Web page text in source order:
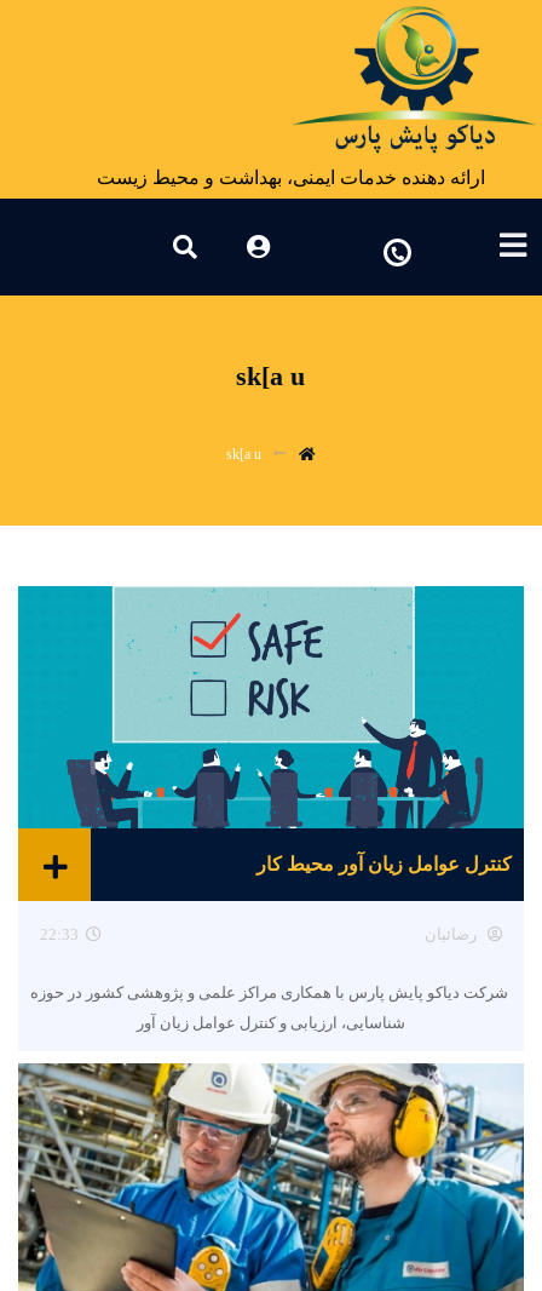
ارائه دهنده خدمات ایمنی، بهداشت و محیط زیست
sk[a u
sk[a u
کنترل عوامل زیان آور محیط کار
رضائیان 22:33
شرکت دیاکو پایش پارس با همکاری مراکز علمی و پژوهشی کشور در حوزه
شناسایی، ارزیابی و کنترل عوامل زیان آور